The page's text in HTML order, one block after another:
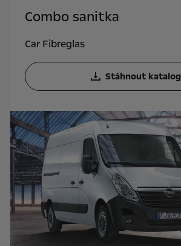
Combo sanitka
Car Fibreglas
Stáhnout katalog